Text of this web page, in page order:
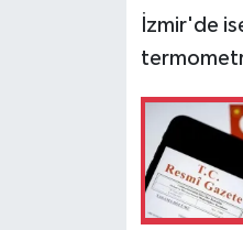
İzmir'de